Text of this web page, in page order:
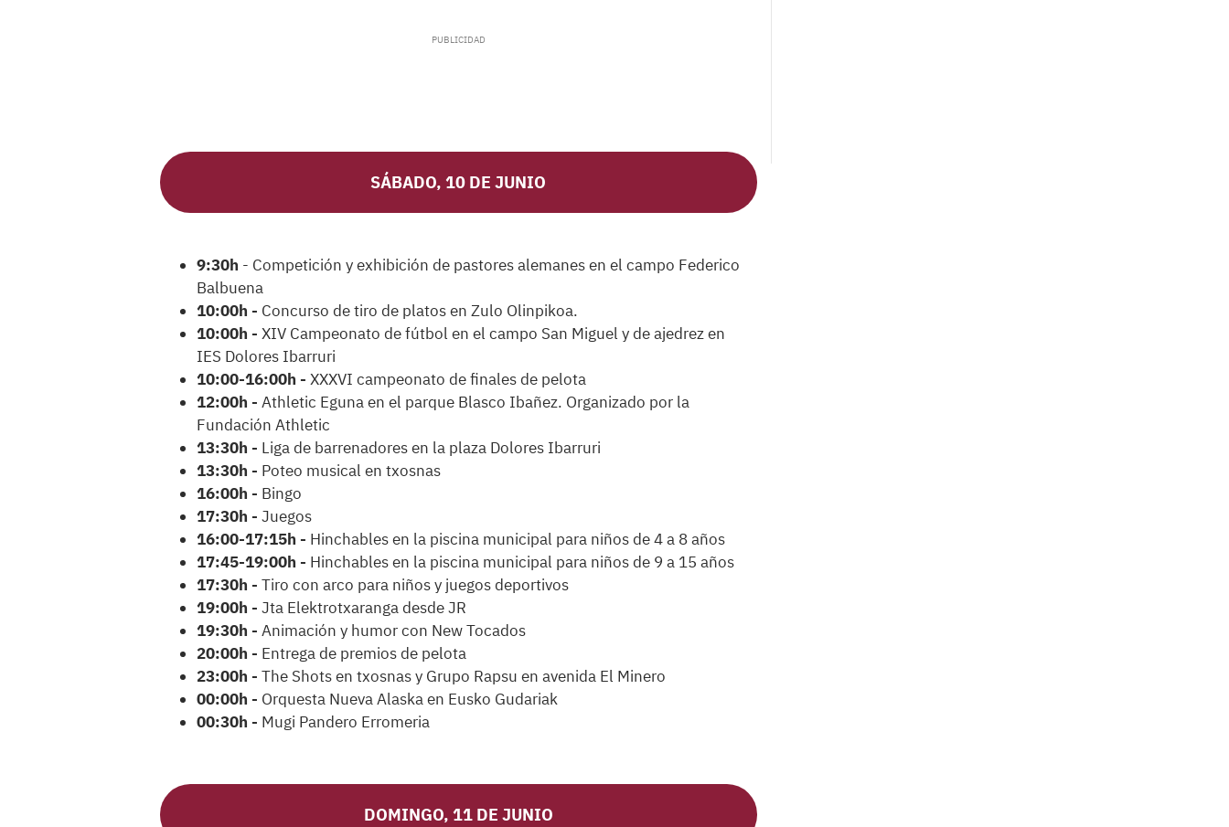
SÁBADO, 10 DE JUNIO
9:30h - Competición y exhibición de pastores alemanes en el campo Federico
Balbuena
10:00h - Concurso de tiro de platos en Zulo Olinpikoa.
10:00h - XIV Campeonato de fútbol en el campo San Miguel y de ajedrez en
IES Dolores Ibarruri
10:00-16:00h - XXXVI campeonato de finales de pelota
12:00h - Athletic Eguna en el parque Blasco Ibañez. Organizado por la
Fundación Athletic
13:30h - Liga de barrenadores en la plaza Dolores Ibarruri
13:30h - Poteo musical en txosnas
16:00h - Bingo
17:30h - Juegos
16:00-17:15h - Hinchables en la piscina municipal para niños de 4 a 8 años
17:45-19:00h - Hinchables en la piscina municipal para niños de 9 a 15 años
17:30h - Tiro con arco para niños y juegos deportivos
19:00h - Jta Elektrotxaranga desde JR
19:30h - Animación y humor con New Tocados
20:00h - Entrega de premios de pelota
23:00h - The Shots en txosnas y Grupo Rapsu en avenida El Minero
00:00h - Orquesta Nueva Alaska en Eusko Gudariak
00:30h - Mugi Pandero Erromeria
DOMINGO, 11 DE JUNIO